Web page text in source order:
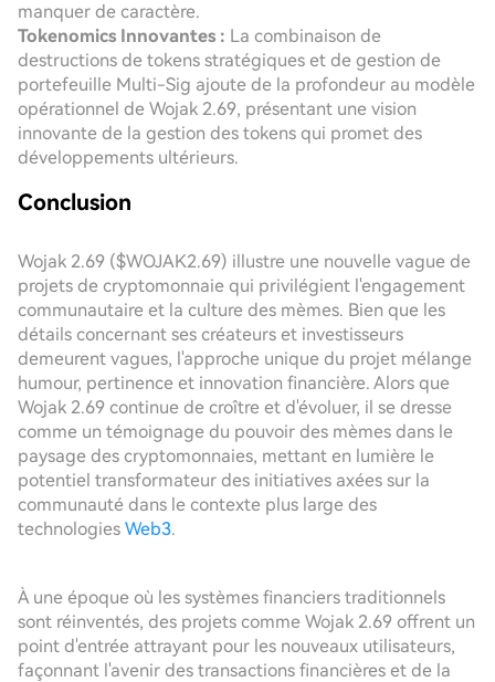
manquer de caractère.
Tokenomics Innovantes : La combinaison de
destructions de tokens stratégiques et de gestion de
portefeuille Multi-Sig ajoute de la profondeur au modèle
opérationnel de Wojak 2.69, présentant une vision
innovante de la gestion des tokens qui promet des
développements ultérieurs.
Conclusion
Wojak 2.69 ($WOJAK2.69) illustre une nouvelle vague de
projets de cryptomonnaie qui privilégient l'engagement
communautaire et la culture des mèmes. Bien que les
détails concernant ses créateurs et investisseurs
demeurent vagues, l'approche unique du projet mélange
humour, pertinence et innovation financière. Alors que
Wojak 2.69 continue de croître et d'évoluer, il se dresse
comme un témoignage du pouvoir des mèmes dans le
paysage des cryptomonnaies, mettant en lumière le
potentiel transformateur des initiatives axées sur la
communauté dans le contexte plus large des
technologies Web3.
À une époque où les systèmes financiers traditionnels
sont réinventés, des projets comme Wojak 2.69 offrent un
point d'entrée attrayant pour les nouveaux utilisateurs,
façonnant l'avenir des transactions financières et de la